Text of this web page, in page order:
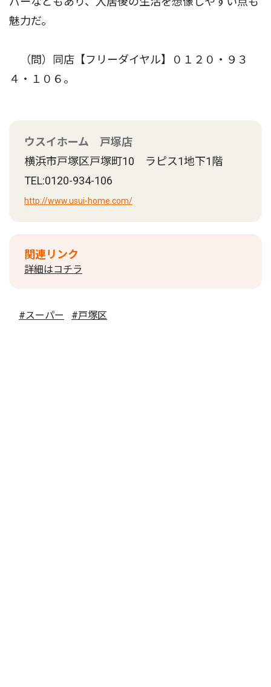
魅力だ。
（問）同店【フリーダイヤル】０１２０・９３
４・１０６。
ウスイホーム 戸塚店
横浜市戸塚区戸塚町10 ラピス1地下1階
TEL:0120-934-106
http://www.usui-home.com/
関連リンク
詳細はコチラ
#スーパー #戸塚区